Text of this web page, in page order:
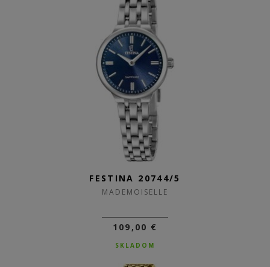
FESTINA 20744/5
MADEMOISELLE
109,00 €
SKLADOM